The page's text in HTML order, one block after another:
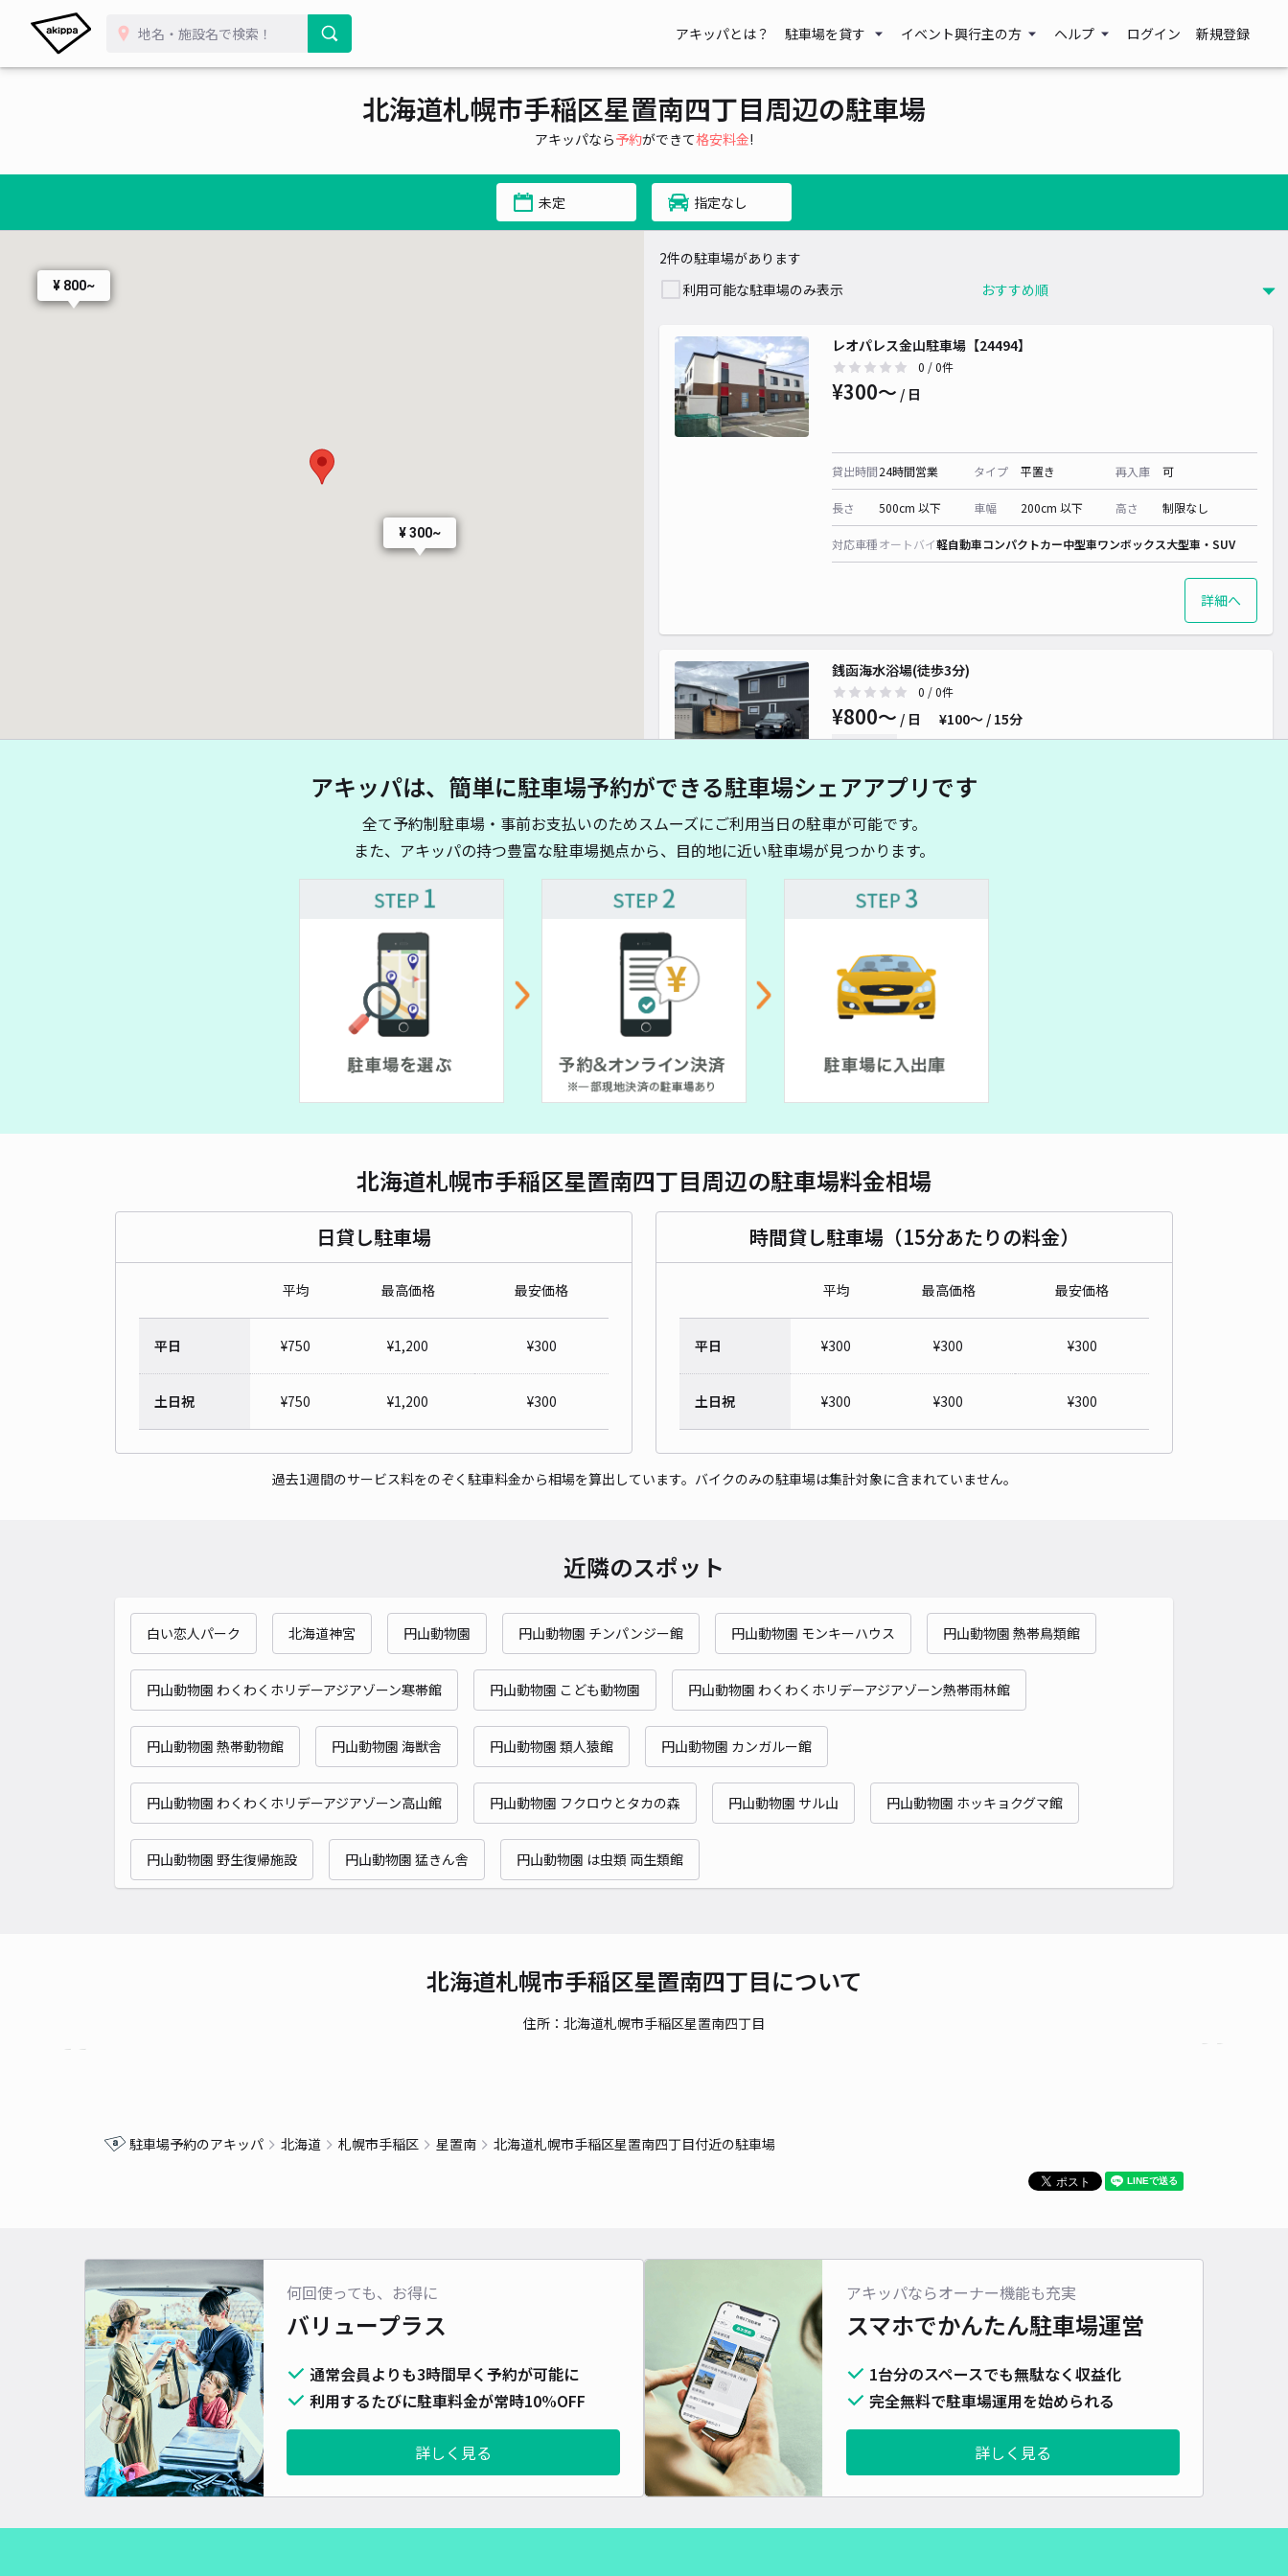
アキッパとは？ 駐車場を貸す イベント興行主の方 ヘルプ ログイン 新規登録
北海道札幌市手稲区星置南四丁目周辺の駐車場
アキッパなら予約ができて格安料金!
未定 指定なし
¥ 300~
¥ 800~
2件の駐車場があります
利用可能な駐車場のみ表示
レオパレス金山駐車場【24494】
0 / 0件
¥300〜 / 日
貸出時間24時間営業 タイプ 平置き 再入庫 可
長さ 500cm 以下 車幅 200cm 以下 高さ 制限なし
対応車種オートバイ軽自動車コンパクトカー中型車ワンボックス大型車・SUV
詳細へ
銭函海水浴場(徒歩3分)
0 / 0件
¥800〜 / 日 ¥100〜 / 15分
貸出時間 06:00 〜23:59
長さ 500cm 以下
アキッパは、簡単に駐車場予約ができる駐車場シェアアプリです
全て予約制駐車場・事前お支払いのためスムーズにご利用当日の駐車が可能です。
また、アキッパの持つ豊富な駐車場拠点から、目的地に近い駐車場が見つかります。
北海道札幌市手稲区星置南四丁目周辺の駐車場料金相場
日貸し駐車場
平均 最高価格 最安価格
平日 ¥750 ¥1,200 ¥300
土日祝 ¥750 ¥1,200 ¥300
時間貸し駐車場（15分あたりの料金）
平均 最高価格 最安価格
平日 ¥300 ¥300 ¥300
土日祝 ¥300 ¥300 ¥300
過去1週間のサービス料をのぞく駐車料金から相場を算出しています。バイクのみの駐車場は集計対象に含まれていません。
近隣のスポット
白い恋人パーク 北海道神宮 円山動物園 円山動物園 チンパンジー館 円山動物園 モンキーハウス 円山動物園 熱帯鳥類館
円山動物園 わくわくホリデーアジアゾーン寒帯館 円山動物園 こども動物園 円山動物園 わくわくホリデーアジアゾーン熱帯雨林館
円山動物園 熱帯動物館 円山動物園 海獣舎 円山動物園 類人猿館 円山動物園 カンガルー館
円山動物園 わくわくホリデーアジアゾーン高山館 円山動物園 フクロウとタカの森 円山動物園 サル山 円山動物園 ホッキョクグマ館
円山動物園 野生復帰施設 円山動物園 猛きん舎 円山動物園 は虫類 両生類館
北海道札幌市手稲区星置南四丁目について
住所：北海道札幌市手稲区星置南四丁目
駐車場予約のアキッパ 北海道 札幌市手稲区 星置南 北海道札幌市手稲区星置南四丁目付近の駐車場
何回使っても、お得に
バリュープラス
通常会員よりも3時間早く予約が可能に
利用するたびに駐車料金が常時10%OFF
詳しく見る
アキッパならオーナー機能も充実
スマホでかんたん駐車場運営
1台分のスペースでも無駄なく収益化
完全無料で駐車場運用を始められる
詳しく見る